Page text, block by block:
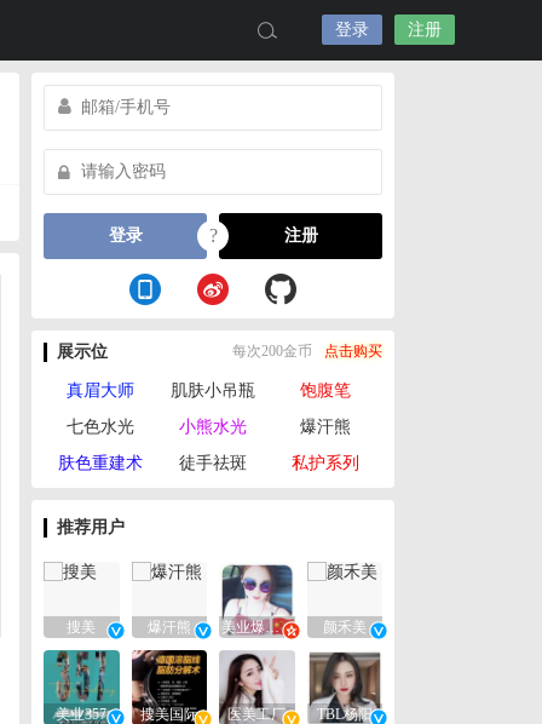
登录 注册
登录 ? 注册
展示位 每次200金币 点击购买
真眉大师 肌肤小吊瓶
饱腹笔
七色水光
小熊水光
爆汗熊
肤色重建术
徒手祛斑 私护系列
推荐用户
搜美 爆汗熊 美业爆款平台 颜禾美
美业357 搜美国际 医美工厂 TBL杨阳